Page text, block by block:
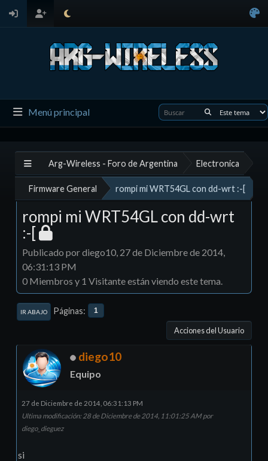
Menú principal
Arg-Wireless - Foro de Argentina Electronica
Firmware General rompi mi WRT54GL con dd-wrt :-[
rompi mi WRT54GL con dd-wrt
:-[
Publicado por diego10, 27 de Diciembre de 2014,
06:31:13 PM
0 Miembros y 1 Visitante están viendo este tema.
IR ABAJO Páginas 1
Acciones del Usuario
diego10
Equipo
27 de Diciembre de 2014, 06:31:13 PM
Ultima modificación: 28 de Diciembre de 2014, 11:01:25 AM por
diego_dieguez
si